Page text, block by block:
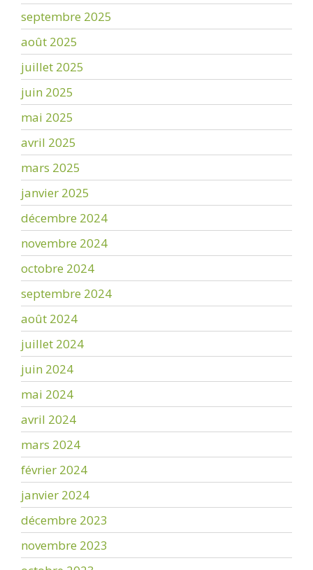
septembre 2025
août 2025
juillet 2025
juin 2025
mai 2025
avril 2025
mars 2025
janvier 2025
décembre 2024
novembre 2024
octobre 2024
septembre 2024
août 2024
juillet 2024
juin 2024
mai 2024
avril 2024
mars 2024
février 2024
janvier 2024
décembre 2023
novembre 2023